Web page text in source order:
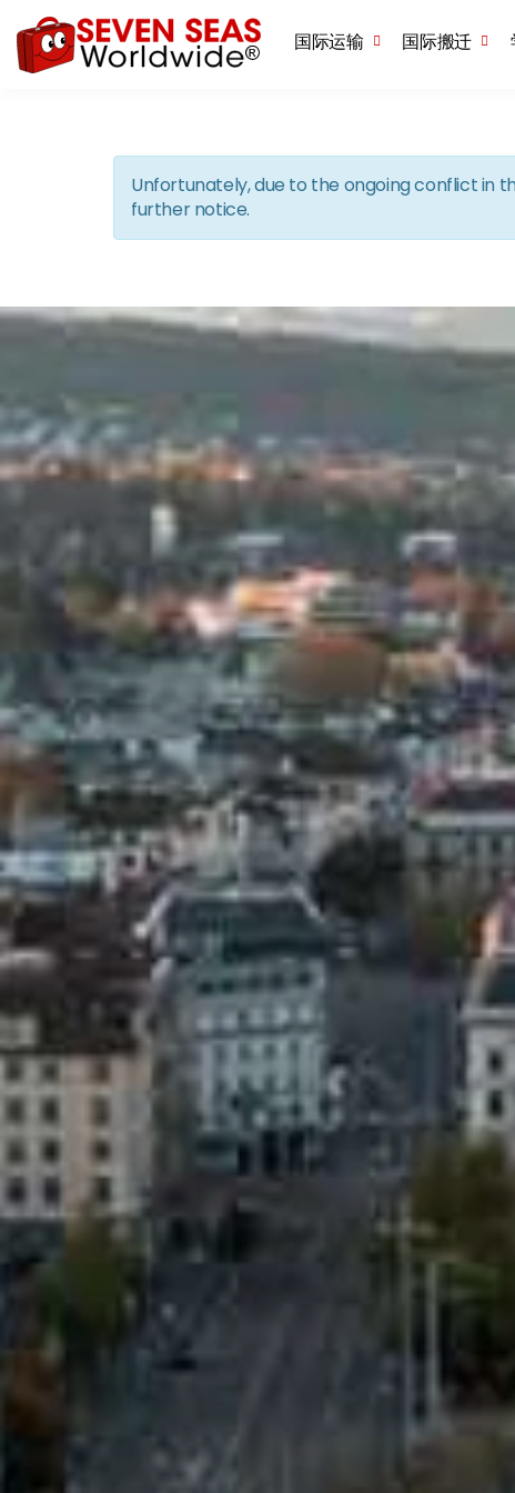
国际运输 国际搬迁
Unfortunately, due to the ongoing conflict in
further notice.